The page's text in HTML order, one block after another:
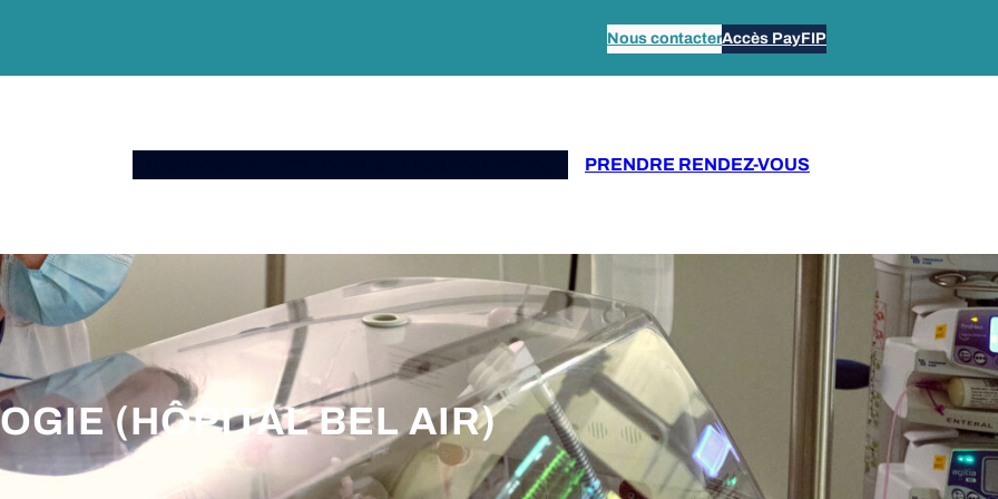
Nous contacterAccès PayFIP
PRENDRE RENDEZ-VOUS
(HÔPITAL BEL AIR)